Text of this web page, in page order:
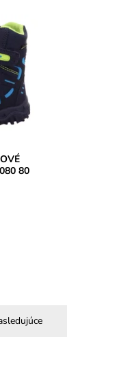
obuv
80